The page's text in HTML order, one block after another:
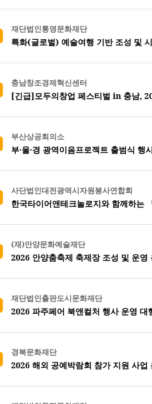
재단법인통영문화재단
특화(글로벌) 예술여행 기반 조성 및
충남창조경제혁신센터
[긴급]모두의창업 페스티벌 in 충남,
부산상공회의소
부·울·경 광역이음프로젝트 출범식 행
사단법인대전광역시자원봉사연합회
한국타이어앤테크놀로지와 함께하는
(재)안양문화예술재단
2026 안양춤축제 축제장 조성 및 운영
재단법인출판도시문화재단
2026 파주페어 북앤컬처 행사 운영 대
경북문화재단
2026 해외 공예박람회 참가 지원 사업